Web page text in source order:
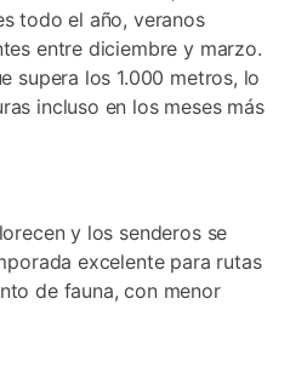
todo el año, veranos
entre diciembre y marzo.
supera los 1.000 metros, lo
incluso en los meses más
y los senderos se
excelente para rutas
de fauna, con menor